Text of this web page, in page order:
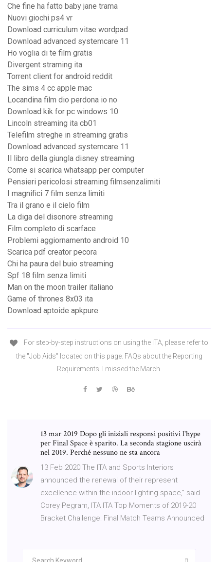
Che fine ha fatto baby jane trama
Nuovi giochi ps4 vr
Download curriculum vitae wordpad
Download advanced systemcare 11
Ho voglia di te film gratis
Divergent straming ita
Torrent client for android reddit
The sims 4 cc apple mac
Locandina film dio perdona io no
Download kik for pc windows 10
Lincoln streaming ita cb01
Telefilm streghe in streaming gratis
Download advanced systemcare 11
Il libro della giungla disney streaming
Come si scarica whatsapp per computer
Pensieri pericolosi streaming filmsenzalimiti
I magnifici 7 film senza limiti
Tra il grano e il cielo film
La diga del disonore streaming
Film completo di scarface
Problemi aggiornamento android 10
Scarica pdf creator pecora
Chi ha paura del buio streaming
Spf 18 film senza limiti
Man on the moon trailer italiano
Game of thrones 8x03 ita
Download aptoide apkpure
For step-by-step instructions on using the ITA, please refer to
the "Job Aids" located on this page. FAQs about the Reporting
Requirements. I missed the March
13 mar 2019 Dopo gli iniziali responsi positivi l'hype
per Final Space è sparito. La seconda stagione uscirà
nel 2019. Perché nessuno ne sta ancora
13 Feb 2020 The ITA and Sports Interiors
announced the renewal of their represent
excellence within the indoor lighting space,” said
Corey Pegram, ITA ITA Top Moments of 2019-20
Bracket Challenge: Final Match Teams Announced